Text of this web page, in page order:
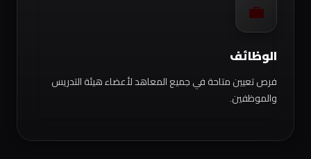
💼
الوظائف
فرص تعيين متاحة في جميع المعاهد لأعضاء هيئة التدريس
والموظفين.